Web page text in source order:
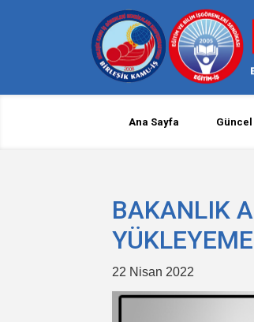
Ana Sayfa Güncel
BAKANLIK
22 Nisan 2022